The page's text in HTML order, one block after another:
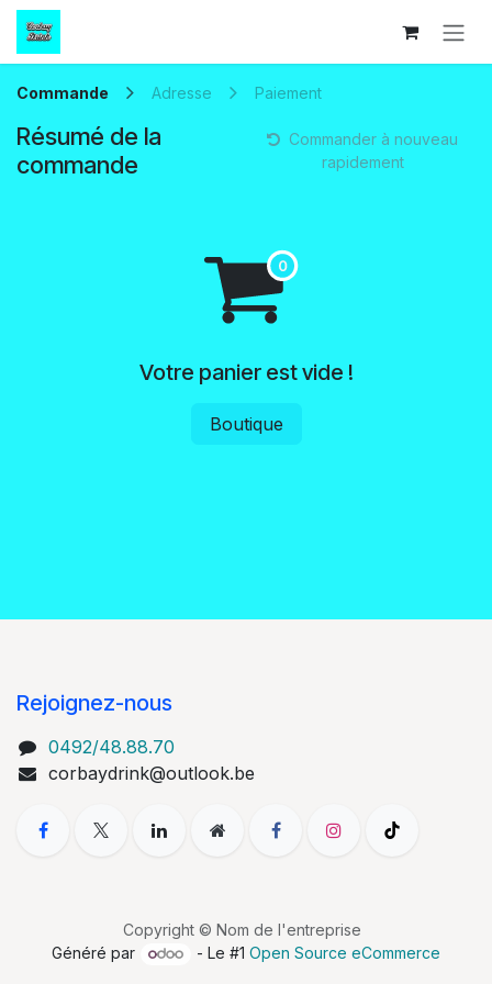
Se rendre au contenu
Commande Adresse Paiement
Résumé de la
commande
Commander à nouveau
rapidement
Votre panier est vide !
Boutique
Rejoignez-nous
0492/48.88.70
corbaydrink@outlook.be
Copyright © Nom de l'entreprise
Généré par
- Le #1Open Source eCommerce